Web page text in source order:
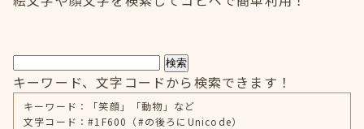
検索
キーワード、文字コードから検索できます！
キーワード：「笑顔」「動物」など
文字コード：#1F600（#の後ろにUnicode）